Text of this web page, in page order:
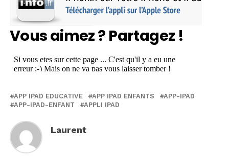
Vous aimez ? Partagez !
APP IPAD EDUCATIVE APP IPAD ENFANTS
APP-IPAD
APP-IPAD-ENFANT
APPLI IPAD
Laurent